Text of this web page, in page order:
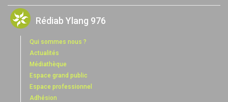
Rédiab Ylang 976
Qui sommes nous ?
Actualités
Médiathèque
Espace grand public
Espace professionnel
Adhésion